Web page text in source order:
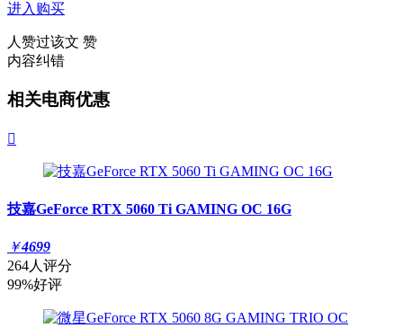
进入购买
人赞过该文 赞
内容纠错
相关电商优惠

技嘉GeForce RTX 5060 Ti GAMING OC 16G
￥4699
264人评分
99%好评